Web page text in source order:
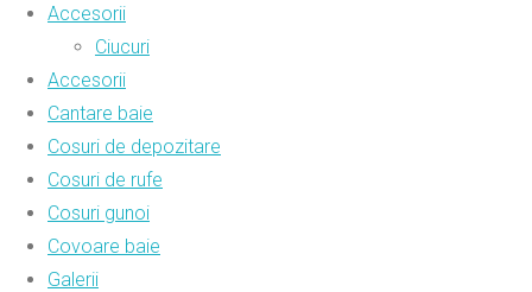
Accesorii
Ciucuri
Accesorii
Cantare baie
Cosuri de depozitare
Cosuri de rufe
Cosuri gunoi
Covoare baie
Galerii